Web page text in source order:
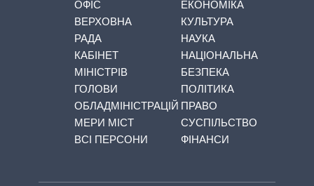
ОФІС
ВЕРХОВНА
РАДА
КАБІНЕТ
МІНІСТРІВ
ГОЛОВИ
ОБЛАДМІНІСТРАЦІЙ
МЕРИ МІСТ
ВСІ ПЕРСОНИ
ЕКОНОМІКА
КУЛЬТУРА
НАУКА
НАЦІОНАЛЬНА
БЕЗПЕКА
ПОЛІТИКА
ПРАВО
СУСПІЛЬСТВО
ФІНАНСИ